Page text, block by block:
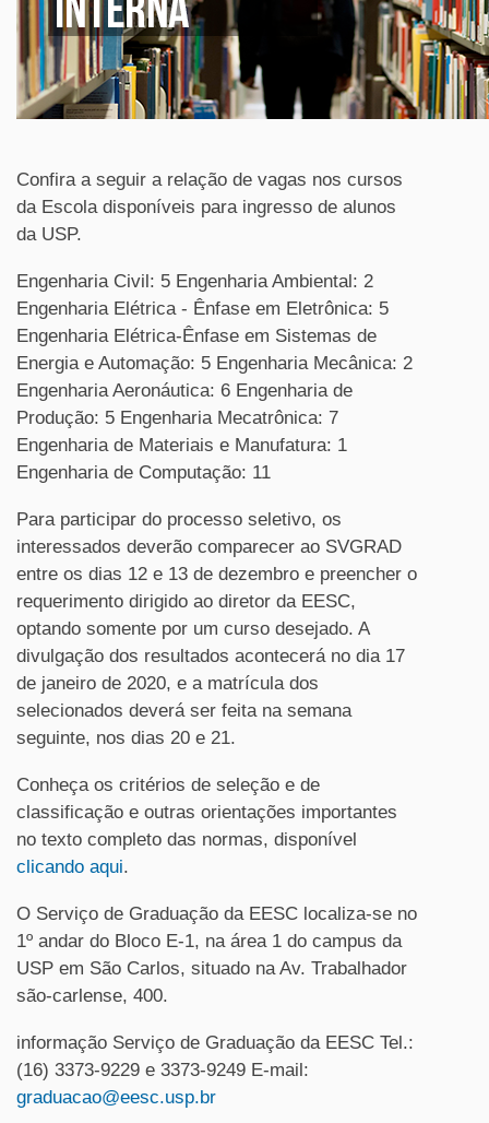
Confira a seguir a relação de vagas nos cursos
da Escola disponíveis para ingresso de alunos
da USP.
Engenharia Civil: 5 Engenharia Ambiental: 2
Engenharia Elétrica - Ênfase em Eletrônica: 5
Engenharia Elétrica-Ênfase em Sistemas de
Energia e Automação: 5 Engenharia Mecânica: 2
Engenharia Aeronáutica: 6 Engenharia de
Produção: 5 Engenharia Mecatrônica: 7
Engenharia de Materiais e Manufatura: 1
Engenharia de Computação: 11
Para participar do processo seletivo, os
interessados deverão comparecer ao SVGRAD
entre os dias 12 e 13 de dezembro e preencher o
requerimento dirigido ao diretor da EESC,
optando somente por um curso desejado. A
divulgação dos resultados acontecerá no dia 17
de janeiro de 2020, e a matrícula dos
selecionados deverá ser feita na semana
seguinte, nos dias 20 e 21.
Conheça os critérios de seleção e de
classificação e outras orientações importantes
no texto completo das normas, disponível
clicando aqui.
O Serviço de Graduação da EESC localiza-se no
1º andar do Bloco E-1, na área 1 do campus da
USP em São Carlos, situado na Av. Trabalhador
são-carlense, 400.
informação Serviço de Graduação da EESC Tel.:
(16) 3373-9229 e 3373-9249 E-mail:
graduacao@eesc.usp.br